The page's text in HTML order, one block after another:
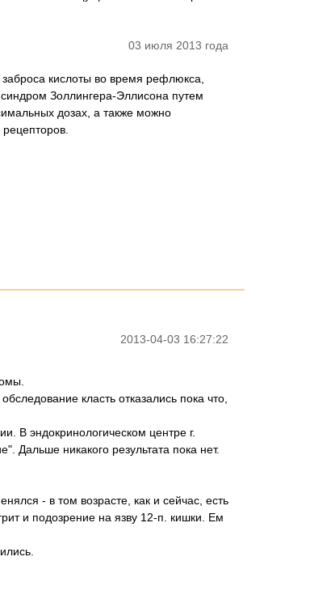
03 июля 2013 года
кислоты во время рефлюкса,
Золлингера-Эллисона путем
дозах, а также можно
2013-04-03 16:27:22
класть отказались пока что,
В эндокринологическом центре г.
Дальше никакого результата пока нет.
- в том возрасте, как и сейчас, есть
и подозрение на язву 12-п. кишки. Ем